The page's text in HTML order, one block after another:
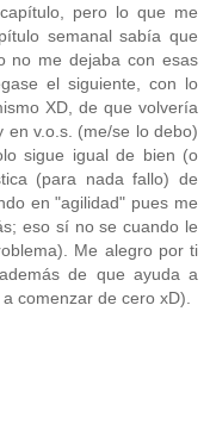
pero lo que me
semanal sabía que
no me dejaba con esas
el siguiente, con lo
XD, de que volvería
en v.o.s. (me/se lo debo)
sigue igual de bien (o
(para nada fallo) de
en "agilidad" pues me
eso sí no se cuando le
Me alegro por ti
de que ayuda a
comenzar de cero xD).